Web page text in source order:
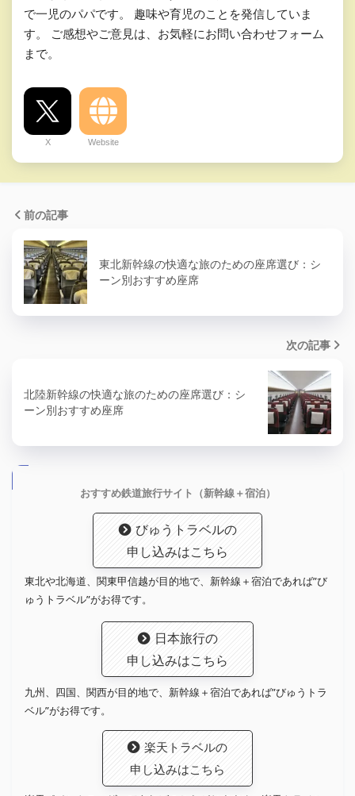
で一児のパパです。 趣味や育児のことを発信していま
す。 ご感想やご意見は、お気軽にお問い合わせフォーム
まで。
X Website
前の記事
東北新幹線の快適な旅のための座席選び：シ
ーン別おすすめ座席
次の記事
北陸新幹線の快適な旅のための座席選び：シ
ーン別おすすめ座席
おすすめ鉄道旅行サイト（新幹線＋宿泊）
びゅうトラベルの
申し込みはこちら
東北や北海道、関東甲信越が目的地で、新幹線＋宿泊であれば”び
ゅうトラベル”がお得です。
日本旅行の
申し込みはこちら
九州、四国、関西が目的地で、新幹線＋宿泊であれば”びゅうトラ
ベル”がお得です。
楽天トラベルの
申し込みはこちら